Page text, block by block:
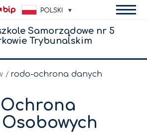
POLSKI
Samorządowe nr 5
Trybunalskim
/ rodo-ochrona danych
Ochrona